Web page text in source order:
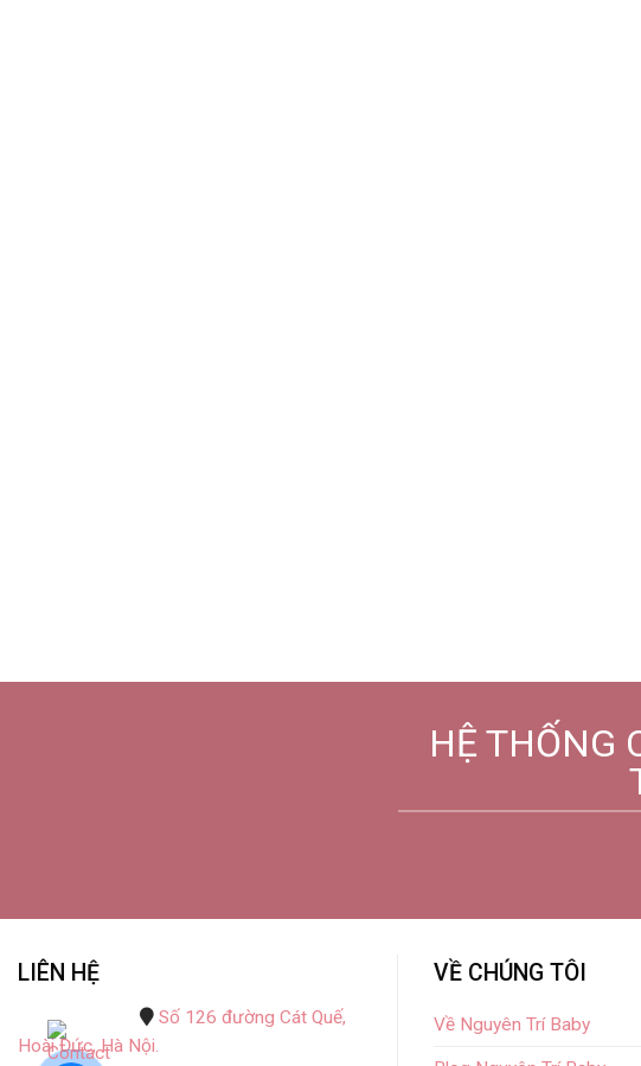
HỆ THỐNG
LIÊN HỆ
Số 126 đường Cát Quế,
Hoài Đức, Hà Nội.
VỀ CHÚNG TÔI
Về Nguyên Trí Baby